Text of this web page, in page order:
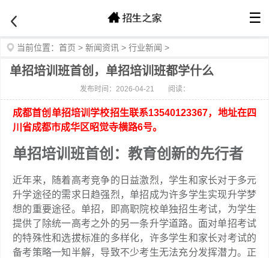
☰
当前位置： 首页 > 新闻资讯 > 行业新闻 >
单招培训班首创，单招培训班都学什么
发布时间：2026-04-21 阅读：
成都首创单招培训学校招生联系13540123367，地址在四
川省成都市成华区昭觉寺横路6号。
单招培训班首创：教育创新的先行者
近年来，随着高考竞争的日益激烈，学生和家长对于多元
升学途径的需求日趋强烈，单招成为许多学生实现升学梦
想的重要途径。单招，即高职院校单独招生考试，为学生
提供了除统一高考之外的另一条升学道路。面对单招考试
的特殊性和选拔标准的多样化，许多学生和家长对考试的
备考策略一知半解，导致不少考生无法充分发挥潜力。正